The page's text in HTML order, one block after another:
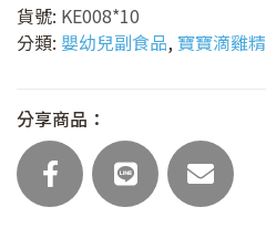
精
數
貨號: KE008*10
分類: 嬰幼兒副食品, 寶寶滴雞
分享商品：